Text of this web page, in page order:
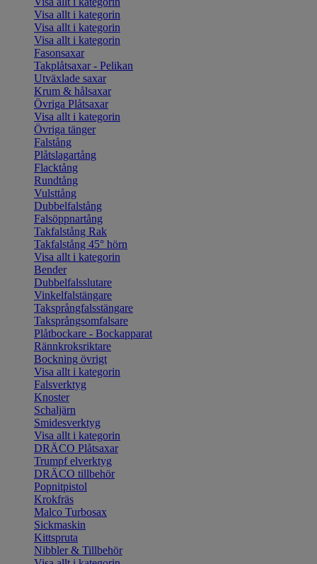
Visa allt i kategorin
Visa allt i kategorin
Visa allt i kategorin
Fasonsaxar
Takplåtsaxar - Pelikan
Utväxlade saxar
Krum & hålsaxar
Övriga Plåtsaxar
Visa allt i kategorin
Övriga tänger
Falstång
Plåtslagartång
Flacktång
Rundtång
Vulsttång
Dubbelfalstång
Falsöppnartång
Takfalstång Rak
Takfalstång 45° hörn
Visa allt i kategorin
Bender
Dubbelfalsslutare
Vinkelfalstängare
Taksprångfalsstängare
Taksprångsomfalsare
Plåtbockare - Bockapparat
Rännkroksriktare
Bockning övrigt
Visa allt i kategorin
Falsverktyg
Knoster
Schaljärn
Smidesverktyg
Visa allt i kategorin
DRÄCO Plåtsaxar
Trumpf elverktyg
DRÄCO tillbehör
Popnitpistol
Krokfräs
Malco Turbosax
Sickmaskin
Kittspruta
Nibbler & Tillbehör